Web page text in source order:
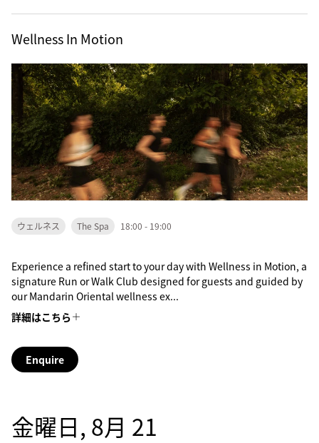
Wellness In Motion
ウェルネス The Spa 18:00 - 19:00
Experience a refined start to your day with Wellness in Motion, a
signature Run or Walk Club designed for guests and guided by
our Mandarin Oriental wellness ex...
詳細はこちら
Enquire
金曜日, 8月 21